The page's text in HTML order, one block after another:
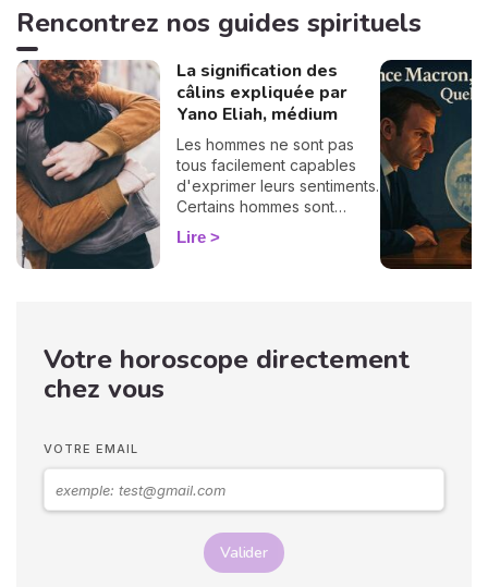
intérieur. 🛡️🌒
Rencontrez nos guides spirituels
La signification des
câlins expliquée par
Yano Eliah, médium
Les hommes ne sont pas
tous facilement capables
d'exprimer leurs sentiments.
Certains hommes sont
habitués à contrôler leurs
sentiments, par conséquent
langage corporel, vous
pouvez déchiffrer ses
Lire
Votre horoscope directement
chez vous
VOTRE EMAIL
Valider